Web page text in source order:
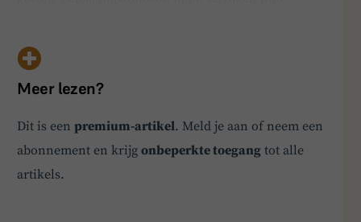
hun politieke invloed te behouden. Politieke
partijvoorkeuren spelen een steeds grotere rol in de
financiële we…
Meer lezen?
Dit is eenpremium-artikel. Meld je aan of neem een
abonnement en krijgonbeperkte toegang tot alle
artikels.
Hey! Heb je een vraag over goed bestuur? Stel
ze gerust!